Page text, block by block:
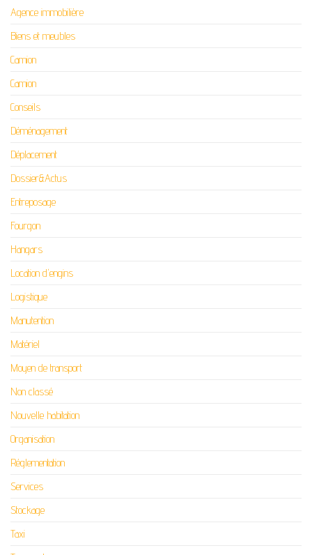
Agence immobilière
Biens et meubles
Camion
Camion
Conseils
Déménagement
Déplacement
Dossier&Actus
Entreposage
Fourgon
Hangars
Location d'engins
Logistique
Manutention
Matériel
Moyen de transport
Non classé
Nouvelle habitation
Organisation
Réglementation
Services
Stockage
Taxi